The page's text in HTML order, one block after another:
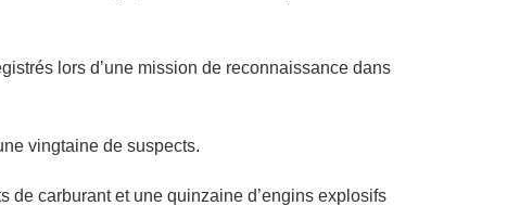
lors d’une mission de reconnaissance dans
vingtaine de suspects.
de carburant et une quinzaine d’engins explosifs